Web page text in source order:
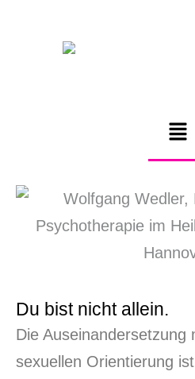
Menü
Du bist nicht allein.
Die Auseinandersetzung
sexuellen Orientierung